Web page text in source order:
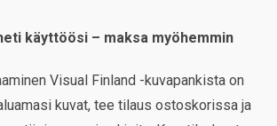
käyttöösi – maksa myöhemmin
Visual Finland -kuvapankista on
kuvat, tee tilaus ostoskorissa ja